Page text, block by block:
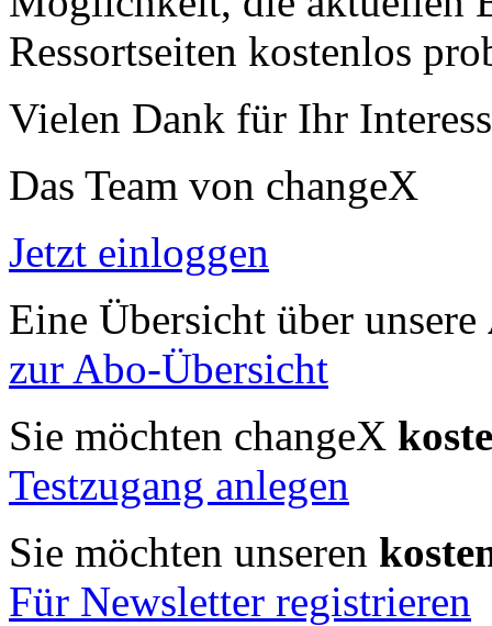
Ressortseiten kostenlos
Vielen Dank für Ihr
Das Team von changeX
Jetzt einloggen
Eine Übersicht über unsere
zur Abo-Übersicht
Sie möchten changeX
Testzugang anlegen
Sie möchten unseren
Für Newsletter registrieren